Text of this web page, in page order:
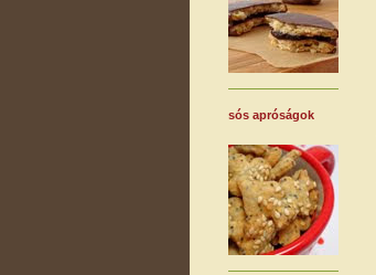
sós apróságok